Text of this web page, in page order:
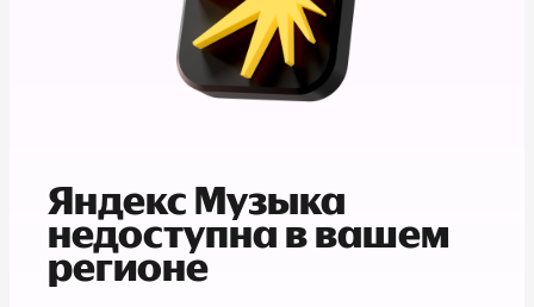
Яндекс Музыка
недоступна в вашем
регионе